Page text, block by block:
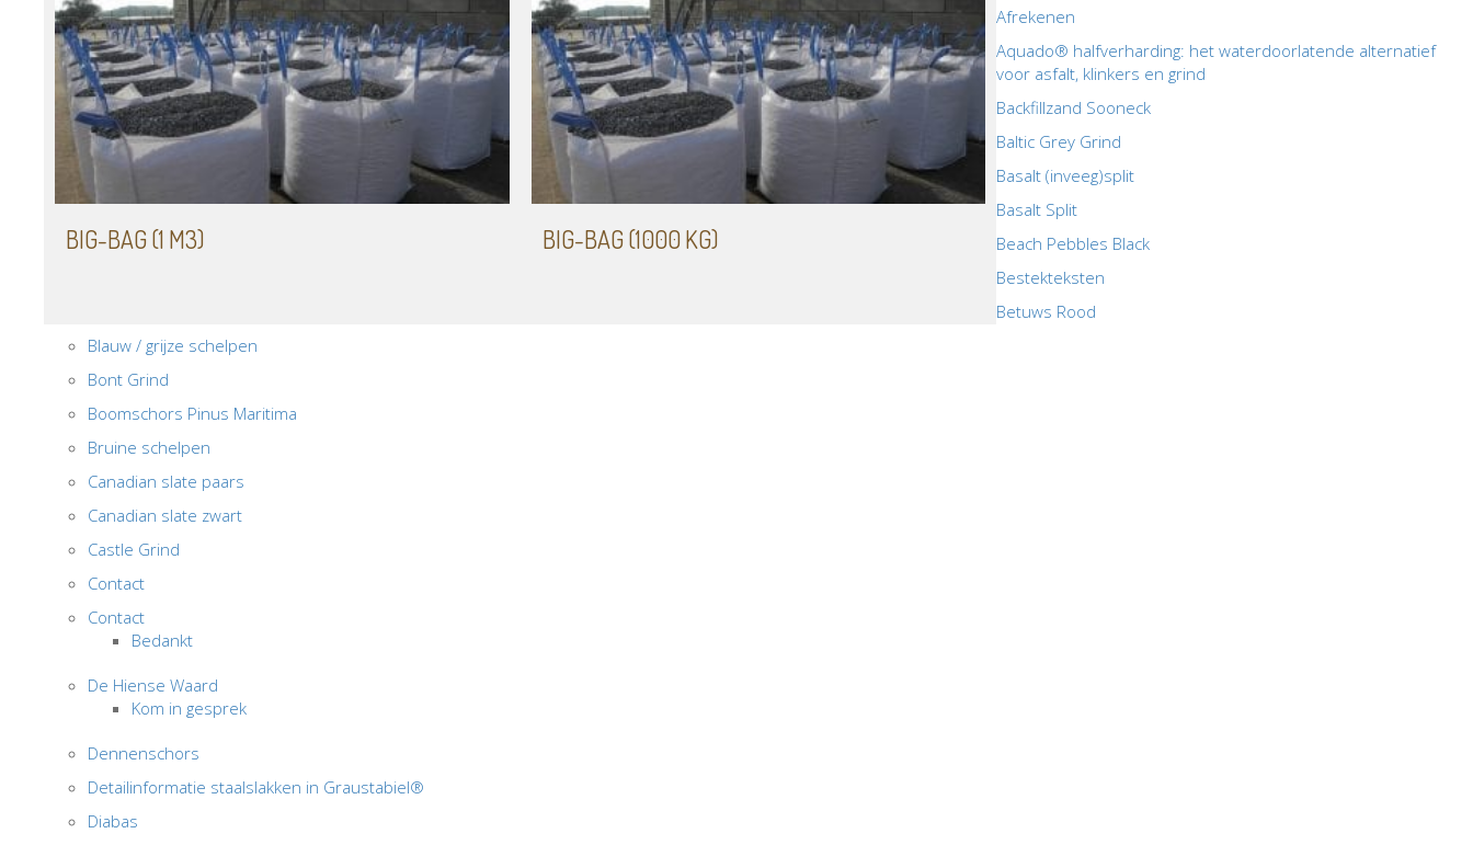
BIG-BAG (1 M3) BIG-BAG (1000 KG)
Afrekenen
Aquado® halfverharding: het waterdoorlatende alternatief
voor asfalt, klinkers en grind
Backfillzand Sooneck
Baltic Grey Grind
Basalt (inveeg)split
Basalt Split
Beach Pebbles Black
Bestekteksten
Betuws Rood
Blauw / grijze schelpen
Bont Grind
Boomschors Pinus Maritima
Bruine schelpen
Canadian slate paars
Canadian slate zwart
Castle Grind
Contact
Contact
Bedankt
De Hiense Waard
Kom in gesprek
Dennenschors
Detailinformatie staalslakken in Graustabiel®
Diabas